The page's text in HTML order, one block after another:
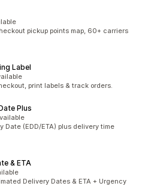
pickup points map, 60+ carriers
Label
print labels & track orders.
Plus
Date (EDD/ETA) plus delivery time
& ETA
Delivery Dates & ETA + Urgency